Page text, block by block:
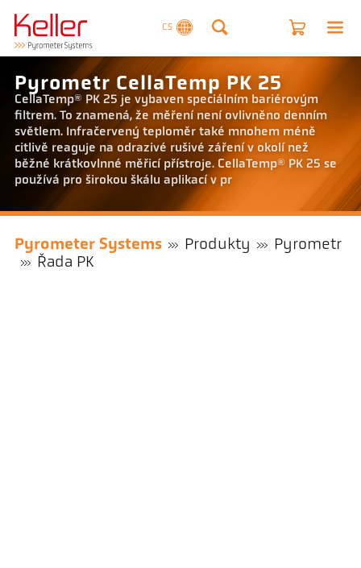
CS
Pyrometr CellaTemp PK 25
CellaTemp® PK 25 je vybaven speciálním bariérovým
filtrem. To znamená, že měření není ovlivněno denním
světlem. Infračervený teploměr také mnohem méně
citlivě reaguje na odrazivé rušivé záření v okolí než
běžné krátkovlnné měřicí přístroje. CellaTemp® PK 25 se
používá pro širokou škálu aplikací v pr
Pyrometer Systems Produkty
Pyrometr
Řada PK